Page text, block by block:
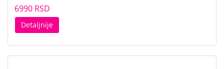
6990 RSD
Detaljnije